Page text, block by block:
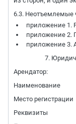
6.3. Неотъемлемые
приложение 1.
приложение 2.
приложение 3.
7.
Арендатор:
Наименование
Место регистрации
Реквизиты